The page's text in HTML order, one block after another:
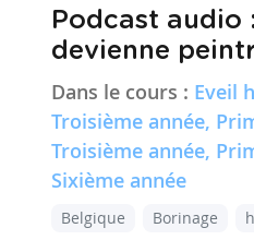
Podcast audio
devienne
Dans le cours : Eveil
Troisième année,
Troisième année,
Sixième année
Belgique Borinage